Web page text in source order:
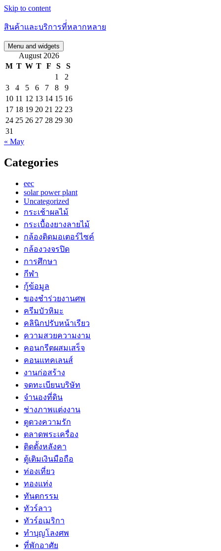
Skip to content
สินค้าและบริการที่่หลากหลาย
Menu and widgets
August 2026
M T W T F S
S
1
2
3
4 5 6 7 8
9
10 11 12 13 14 15 16
17 18 19 20 21 22 23
24 25 26 27 28 29 30
31
« May
Categories
eec
solar power plant
Uncategorized
กระเช้าผลไม้
กระเบื้องยางลายไม้
กล้องติดมอเตอร์ไซค์
กล้องวงจรปิด
การศึกษา
กีฬา
กู้ข้อมูล
ของชำร่วยงานศพ
ครีมบัวหิมะ
คลินิกปรับหน้าเรียว
ความสวยความงาม
คอนกรีตผสมเสร็จ
คอนแทคเลนส์
งานก่อสร้าง
จดทะเบียนบริษัท
จำนองที่ดิน
ช่างภาพแต่งงาน
ดูดวงความรัก
ตลาดพระเครื่อง
ติดตั้งหลังคา
ตู้เติมเงินมือถือ
ท่องเที่ยว
ทองแท่ง
ทันตกรรม
ทัวร์ลาว
ทัวร์อเมริกา
ทำบุญโลงศพ
ที่พักอาศัย